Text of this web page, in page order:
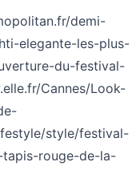
demi-
elegante-les-plus-
du-festival-
Cannes/Look-
style/festival-
rouge-de-la-